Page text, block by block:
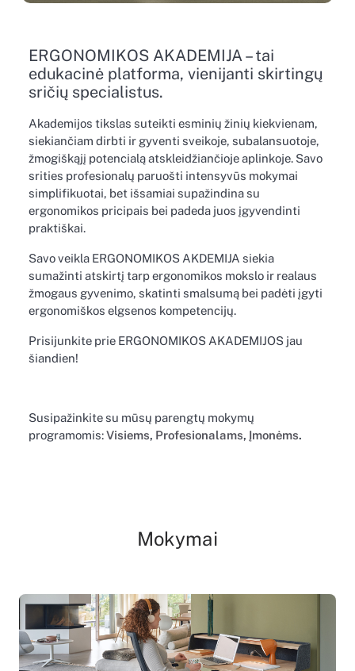
ERGONOMIKOS AKADEMIJA – tai
edukacinė platforma, vienijanti skirtingų
sričių specialistus.
Akademijos tikslas suteikti esminių žinių kiekvienam,
siekiančiam dirbti ir gyventi sveikoje, subalansuotoje,
žmogiškąjį potencialą atskleidžiančioje aplinkoje. Savo
srities profesionalų paruošti intensyvūs mokymai
simplifikuotai, bet išsamiai supažindina su
ergonomikos pricipais bei padeda juos įgyvendinti
praktiškai.
Savo veikla ERGONOMIKOS AKDEMIJA siekia
sumažinti atskirtį tarp ergonomikos mokslo ir realaus
žmogaus gyvenimo, skatinti smalsumą bei padėti įgyti
ergonomiškos elgsenos kompetencijų.
Prisijunkite prie ERGONOMIKOS AKADEMIJOS jau
šiandien!
Susipažinkite su mūsų parengtų mokymų
programomis:Visiems, Profesionalams, Įmonėms.
Mokymai